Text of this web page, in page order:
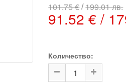
101.75 €/199.01 лв.
91.52 € /
Количество: